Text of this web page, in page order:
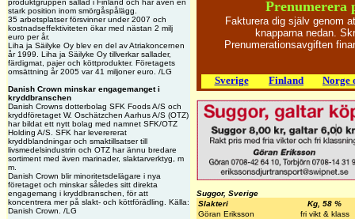
produktgruppen sallad i Finland och har även en
stark position inom smörgåspålägg.
35 arbetsplatser försvinner under 2007 och
kostnadseffektiviteten ökar med nästan 2 milj
euro per år.
Liha ja Säilyke Oy blev en del av Atriakoncernen
år 1999. Liha ja Säilyke Oy tillverkar sallader,
färdigmat, pajer och köttprodukter. Företagets
omsättning år 2005 var 41 miljoner euro. /LG
Danish Crown minskar engagemanget i
kryddbranschen
Danish Crowns dotterbolag SFK Foods A/S och
kryddföretaget W. Oschätzchen Aarhus A/S (OTZ)
har bildat ett nytt bolag med namnet SFK/OTZ
Holding A/S. SFK har leverererat
kryddblandningar och smaktillsatser till
livsmedelsindustrin och OTZ har ännu bredare
sortiment med även marinader, slaktarverktyg, m
m.
Danish Crown blir minoritetsdelägare i nya
företaget och minskar således sitt direkta
engagemang i kryddbranschen, för att
koncentrera mer på slakt- och köttförädling. Källa:
Danish Crown. /LG
Prenumerera
Fakturera dig själv genom
knapparna nedan.
Prenumerationsavgiften
Sverige Finland Norge
Suggor, Sverige
Slakteri
Kg, 58 %
Göran Eriksson
fri vikt & klass